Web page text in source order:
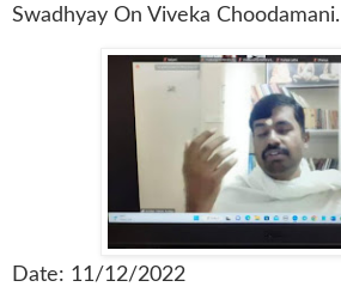
Swadhyay On Viveka Choodamani.
Date: 11/12/2022